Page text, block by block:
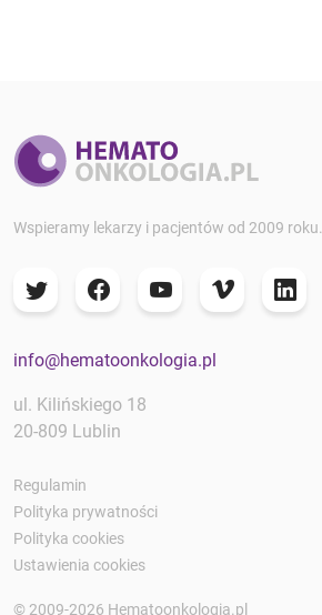
Wspieramy lekarzy i pacjentów od 2009 roku.
info@hematoonkologia.pl
ul. Kilińskiego 18
20-809 Lublin
Regulamin
Polityka prywatności
Polityka cookies
Ustawienia cookies
© 2009-2026 Hematoonkologia.pl